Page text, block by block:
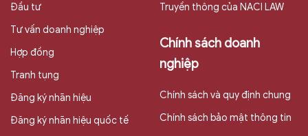
Đầu tư
Tư vấn doanh nghiệp
Hợp đồng
Tranh tụng
Đăng ký nhãn hiệu
Đăng ký nhãn hiệu quốc tế
Truyền thông của NACI LAW
Chính sách doanh
nghiệp
Chính sách và quy định chung
Chính sách bảo mật thông tin